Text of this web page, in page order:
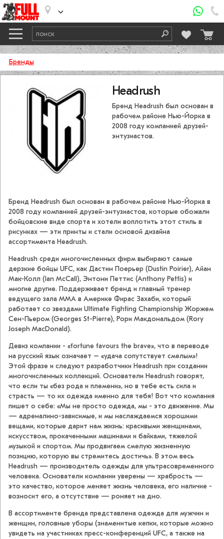
Бренды
Headrush
Бренд Headrush был основан в
рабочем районе Нью-Йорка в
2008 году компанией друзей-
энтузиастов.
Бренд Headrush был основан в рабочем районе Нью-Йорка в
2008 году компанией друзей-энтузиастов, которые обожали
бойцовские виде спорта и хотели воплотить этот стиль в
рисунках — эти принты и стали основой дизайна
ассортимента Headrush.
Headrush среди многочисленных фирм выбирают самые
дерзкие бойцы UFC, как Дастин Поерьер (Dustin Poirier), Айан
Мак-Колл (Ian McCall), Энтони Петтис (Anthony Pettis) и
многие другие. Поддерживает бренд и главный тренер
ведущего зала ММА в Америке Фирас Захаби, который
работает со звездами Ultimate Fighting Championship Жоржем
Сен-Пьером (Georges St-Pierre), Рори Макдональдом (Rory
Joseph MacDonald).
Девиз компании - «fortune favours the brave», что в переводе
на русский язык означает – «удача сопутствует смелым»!
Этой фразе и следуют разработчики Headrush при создании
многочисленных коллекций. Основатели Headrush говорят,
что если ты «без рода и племени», но в тебе есть сила и
страсть — то их одежда именно для тебя! Вот что компания
пишет о себе: «Мы не просто одежда, мы - это движение. Мы
— адреналино-зависимые, и мы наслаждаемся хорошими
вещами, которые дарит нам жизнь: красивыми женщинами,
искусством, прокаченными машинами и байками, тяжелой
музыкой и спортом. Мы продвигаем смелую жизненную
позицию, которую вы стремитесь достичь». В этом весь
Headrush — производитель одежды для ультрасовременного
человека. Основатели компании уверены — храбрость —
это качество, которое меняет жизнь человека, его наличие -
возносит его, а отсутствие — роняет на дно.
В ассортименте бренда представлена одежда для мужчин и
женщин, головные уборы (знаменитые кепки, которые можно
увидеть на участниках пресс-конференций UFC, а также на